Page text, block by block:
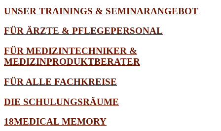
UNSER TRAININGS & SEMINARANGEBOT
FÜR ÄRZTE & PFLEGEPERSONAL
FÜR MEDIZINTECHNIKER &
MEDIZINPRODUKTBERATER
FÜR ALLE FACHKREISE
DIE SCHULUNGSRÄUME
18MEDICAL MEMORY